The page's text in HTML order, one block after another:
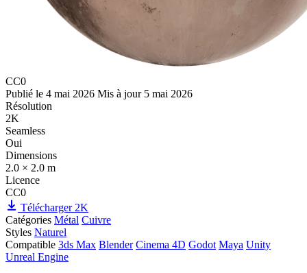
CC0
Publié le 4 mai 2026 Mis à jour 5 mai 2026
Résolution
2K
Seamless
Oui
Dimensions
2.0 × 2.0 m
Licence
CC0
Télécharger 2K
Catégories Métal Cuivre
Styles Naturel
Compatible 3ds Max Blender Cinema 4D Godot Maya Unity
Unreal Engine